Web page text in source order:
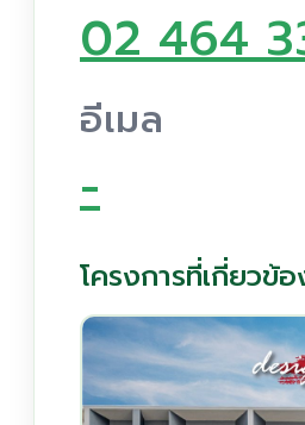
02 464
อีเมล
-
โครงการที่เกี่ยวข้อ